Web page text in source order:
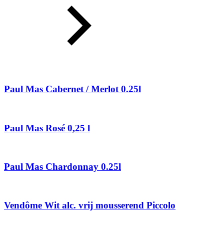
Paul Mas Cabernet / Merlot 0.25l
Paul Mas Rosé 0,25 l
Paul Mas Chardonnay 0.25l
Vendôme Wit alc. vrij mousserend Piccolo